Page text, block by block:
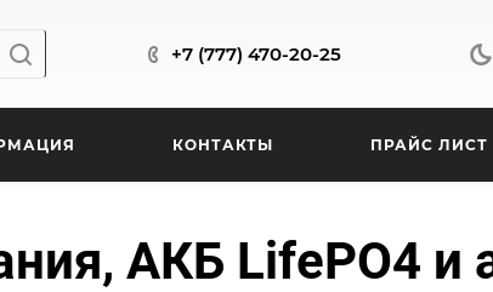
+7 (777) 470-20-25
КОНТАКТЫ ПРАЙС ЛИСТ
АКБ LifePO4 и